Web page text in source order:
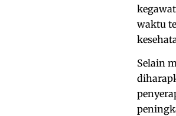
waktu
Selain